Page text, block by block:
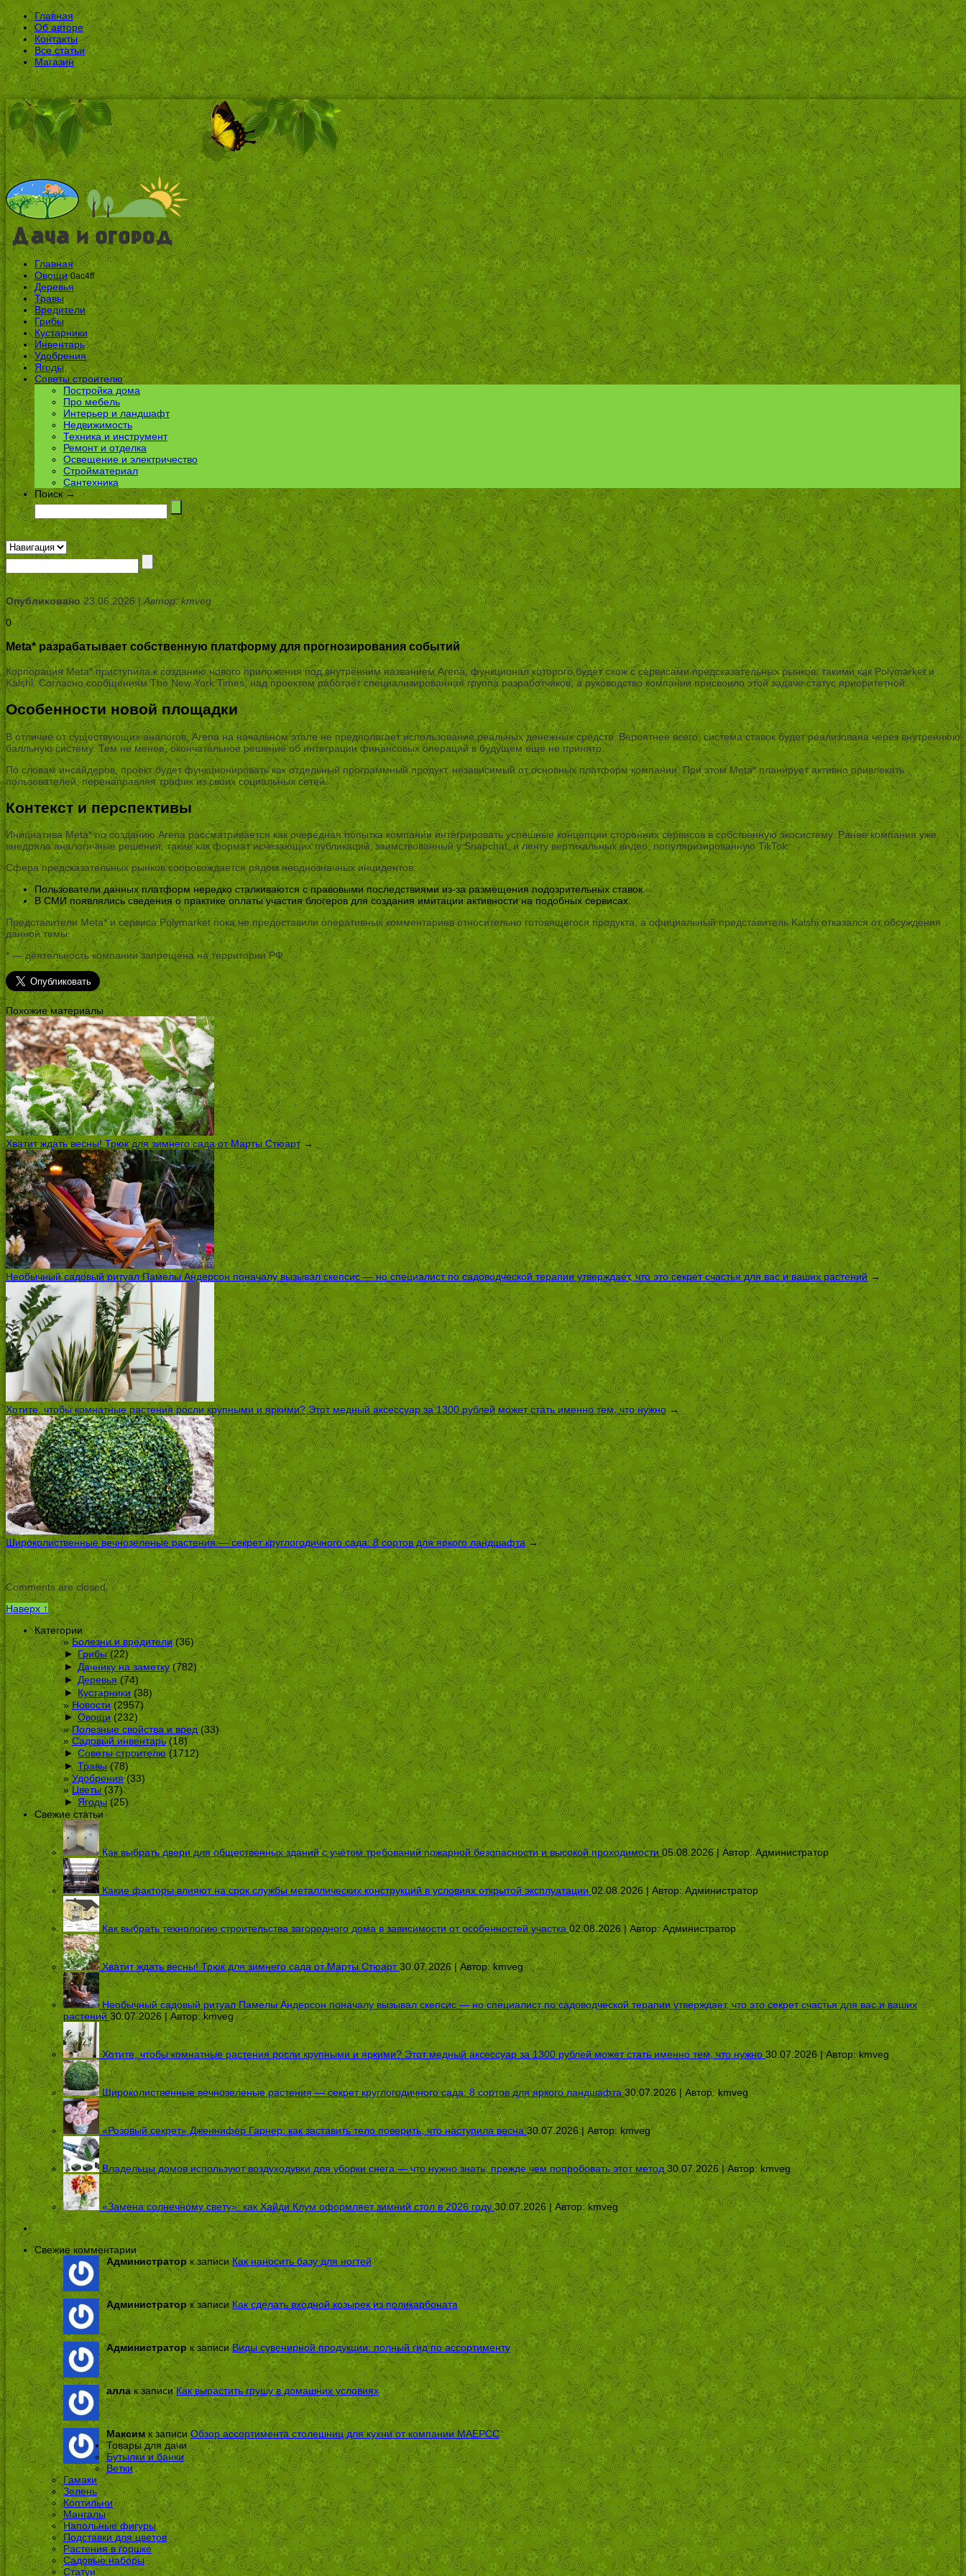
Главная
Об авторе
Контакты
Все статьи
Магазин
Главная
Овощи 0ac4ff
Деревья
Травы
Вредители
Грибы
Кустарники
Инвентарь
Удобрения
Ягоды
Советы строителю
Постройка дома
Про мебель
Интерьер и ландшафт
Недвижимость
Техника и инструмент
Ремонт и отделка
Освещение и электричество
Стройматериал
Сантехника
Поиск →
Опубликовано23.06.2026 |Автор: kmveg
0
Meta* разрабатывает собственную платформу для прогнозирования событий
Корпорация Meta* приступила к созданию нового приложения под внутренним названием Arena, функционал которого будет схож с сервисами предсказательных рынков, такими как Polymarket и
Kalshi. Согласно сообщениям The New York Times, над проектом работает специализированная группа разработчиков, а руководство компании присвоило этой задаче статус приоритетной.
Особенности новой площадки
В отличие от существующих аналогов, Arena на начальном этапе не предполагает использование реальных денежных средств. Вероятнее всего, система ставок будет реализована через внутреннюю
балльную систему. Тем не менее, окончательное решение об интеграции финансовых операций в будущем еще не принято.
По словам инсайдеров, проект будет функционировать как отдельный программный продукт, независимый от основных платформ компании. При этом Meta* планирует активно привлекать
пользователей, перенаправляя трафик из своих социальных сетей.
Контекст и перспективы
Инициатива Meta* по созданию Arena рассматривается как очередная попытка компании интегрировать успешные концепции сторонних сервисов в собственную экосистему. Ранее компания уже
внедряла аналогичные решения, такие как формат исчезающих публикаций, заимствованный у Snapchat, и ленту вертикальных видео, популяризированную TikTok.
Сфера предсказательных рынков сопровождается рядом неоднозначных инцидентов:
Пользователи данных платформ нередко сталкиваются с правовыми последствиями из-за размещения подозрительных ставок.
В СМИ появлялись сведения о практике оплаты участия блогеров для создания имитации активности на подобных сервисах.
Представители Meta* и сервиса Polymarket пока не предоставили оперативных комментариев относительно готовящегося продукта, а официальный представитель Kalshi отказался от обсуждения
данной темы.
* — деятельность компании запрещена на территории РФ
Похожие материалы
Хватит ждать весны! Трюк для зимнего сада от Марты Стюарт→
Необычный садовый ритуал Памелы Андерсон поначалу вызывал скепсис — но специалист по садоводческой терапии утверждает, что это секрет счастья для вас и ваших растений →
Хотите, чтобы комнатные растения росли крупными и яркими? Этот медный аксессуар за 1300 рублей может стать именно тем, что нужно →
Широколиственные вечнозеленые растения — секрет круглогодичного сада: 8 сортов для яркого ландшафта→
Comments are closed.
Наверх ↑
Категории
Болезни и вредители(36)
► Грибы(22)
► Дачнику на заметку(782)
► Деревья(74)
► Кустарники(38)
Новости (2957)
► Овощи(232)
Полезные свойства и вред (33)
Садовый инвентарь(18)
► Советы строителю(1712)
► Травы(78)
Удобрения(33)
Цветы (37)
► Ягоды(25)
Свежие статьи
Как выбрать двери для общественных зданий с учётом требований пожарной безопасности и высокой проходимости 05.08.2026 | Автор:Администратор
Какие факторы влияют на срок службы металлических конструкций в условиях открытой эксплуатации 02.08.2026 | Автор:Администратор
Как выбрать технологию строительства загородного дома в зависимости от особенностей участка 02.08.2026 | Автор:Администратор
Хватит ждать весны! Трюк для зимнего сада от Марты Стюарт 30.07.2026 | Автор:kmveg
Необычный садовый ритуал Памелы Андерсон поначалу вызывал скепсис — но специалист по садоводческой терапии утверждает, что это секрет счастья для вас и ваших
растений 30.07.2026 | Автор:kmveg
Хотите, чтобы комнатные растения росли крупными и яркими? Этот медный аксессуар за 1300 рублей может стать именно тем, что нужно 30.07.2026 | Автор:kmveg
Широколиственные вечнозеленые растения — секрет круглогодичного сада: 8 сортов для яркого ландшафта 30.07.2026 | Автор:kmveg
«Розовый секрет» Дженнифер Гарнер: как заставить тело поверить, что наступила весна 30.07.2026 | Автор:kmveg
Владельцы домов используют воздуходувки для уборки снега — что нужно знать, прежде чем попробовать этот метод 30.07.2026 | Автор: kmveg
«Замена солнечному свету»: как Хайди Клум оформляет зимний стол в 2026 году 30.07.2026 | Автор: kmveg
Свежие комментарии
Администратор к записи Как наносить базу для ногтей
Администраторк записи Как сделать входной козырек из поликарбоната
Администратор к записиВиды сувенирной продукции: полный гид по ассортименту
аллак записиКак вырастить грушу в домашних условиях
Максим к записиОбзор ассортимента столешниц для кухни от компании МАЕРСС
Товары для дачи
Бутылки и банки
Ветки
Гамаки
Зелень
Коптильни
Мангалы
Напольные фигуры
Подставки для цветов
Растения в горшке
Садовые наборы
Статуи